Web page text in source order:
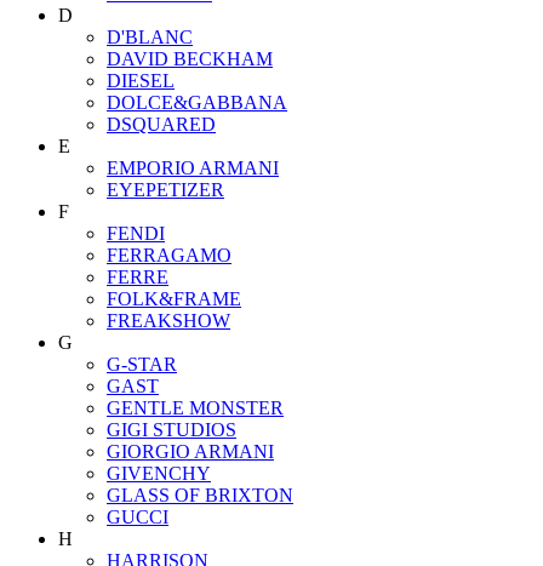
D
D'BLANC
DAVID BECKHAM
DIESEL
DOLCE&GABBANA
DSQUARED
E
EMPORIO ARMANI
EYEPETIZER
F
FENDI
FERRAGAMO
FERRE
FOLK&FRAME
FREAKSHOW
G
G-STAR
GAST
GENTLE MONSTER
GIGI STUDIOS
GIORGIO ARMANI
GIVENCHY
GLASS OF BRIXTON
GUCCI
H
HARRISON